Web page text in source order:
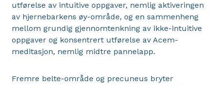
utførelse av intuitive oppgaver, nemlig aktiveringen
av hjernebarkens øy-område, og en sammenheng
mellom grundig gjennomtenkning av ikke-intuitive
oppgaver og konsentrert utførelse av Acem-
meditasjon, nemlig midtre pannelapp.
Fremre belte-område og precuneus bryter